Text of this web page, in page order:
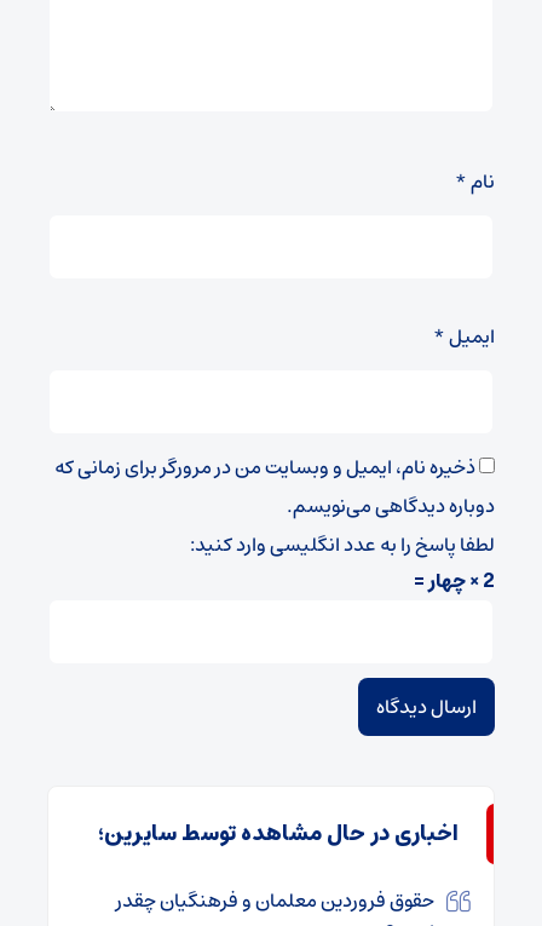
نام*
ایمیل*
ذخیره نام، ایمیل و وبسایت من در مرورگر برای زمانی که
دوباره دیدگاهی می‌نویسم.
لطفا پاسخ را به عدد انگلیسی وارد کنید:
2 × چهار =
اخباری در حال مشاهده توسط سایرین؛
حقوق فروردین معلمان و فرهنگیان چقدر